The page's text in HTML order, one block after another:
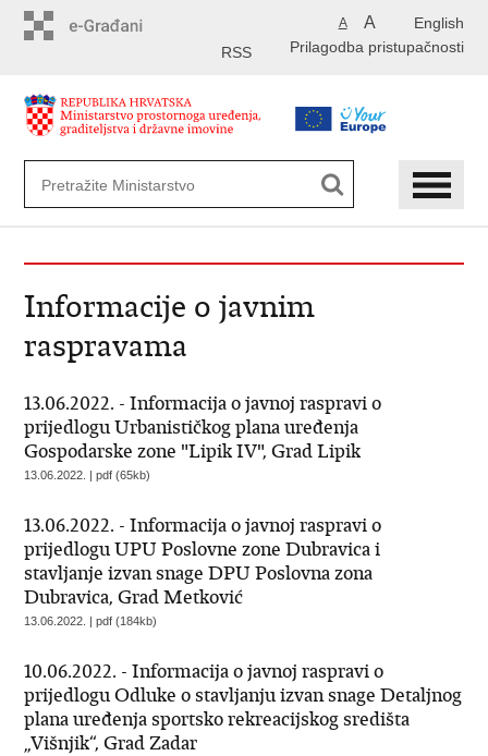
English
A A
Prilagodba pristupačnosti
RSS
Informacije o javnim
raspravama
13.06.2022. - Informacija o javnoj raspravi o
prijedlogu Urbanističkog plana uređenja
Gospodarske zone "Lipik IV", Grad Lipik
13.06.2022. | pdf (65kb)
13.06.2022. - Informacija o javnoj raspravi o
prijedlogu UPU Poslovne zone Dubravica i
stavljanje izvan snage DPU Poslovna zona
Dubravica, Grad Metković
13.06.2022. | pdf (184kb)
10.06.2022. - Informacija o javnoj raspravi o
prijedlogu Odluke o stavljanju izvan snage Detaljnog
plana uređenja sportsko rekreacijskog središta
„Višnjik“, Grad Zadar